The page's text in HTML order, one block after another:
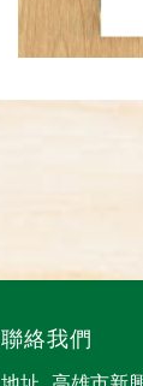
聯絡我們